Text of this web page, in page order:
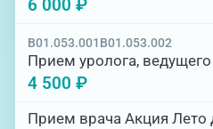
6 000 ₽
B01.053.001B01.053.002
Прием уролога,
4 500 ₽
Прием врача Акция Лето